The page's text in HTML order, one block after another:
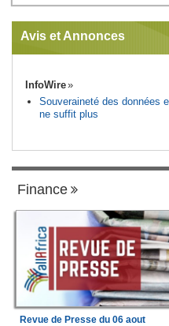
Avis et Annonces
InfoWire
Souveraineté des données
ne suffit plus
Finance
Revue de Presse du 06 aout